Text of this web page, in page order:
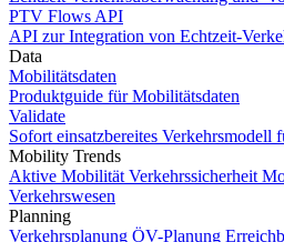
PTV Flows API
API zur Integration von Echtzeit-
Data
Mobilitätsdaten
Produktguide für Mobilitätsdaten
Validate
Sofort einsatzbereites Verkehrsmodell
Mobility Trends
Aktive Mobilität Verkehrssicherheit
Verkehrswesen
Planning
Verkehrsplanung ÖV-Planung